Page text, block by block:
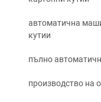
автоматична
кутии
пълно
производство на